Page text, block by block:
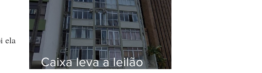
ela
Caixa leva a leilão